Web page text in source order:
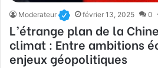
Moderateur février 13, 2025 0
L’étrange plan de la
climat : Entre ambitions
enjeux géopolitiques